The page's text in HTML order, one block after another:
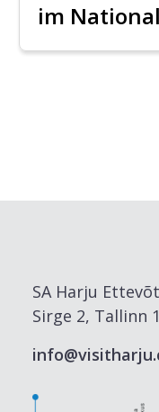
im
SA Harju
Sirge 2, Tallinn